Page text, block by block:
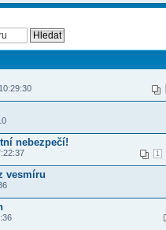
nebezpečí!
1
vesmíru